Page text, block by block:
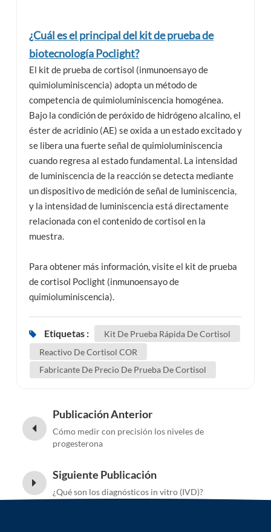
¿Cuál es el principal del kit de prueba de
biotecnología Poclight?
El kit de prueba de cortisol (inmunoensayo de
quimioluminiscencia) adopta un método de
competencia de quimioluminiscencia homogénea.
Bajo la condición de peróxido de hidrógeno alcalino, el
éster de acridinio (AE) se oxida a un estado excitado y
se libera una fuerte señal de quimioluminiscencia
cuando regresa al estado fundamental. La intensidad
de luminiscencia de la reacción se detecta mediante
un dispositivo de medición de señal de luminiscencia,
y la intensidad de luminiscencia está directamente
relacionada con el contenido de cortisol en la
muestra.
Para obtener más información, visite el kit de prueba
de cortisol Poclight (inmunoensayo de
quimioluminiscencia).
Etiquetas :
Kit De Prueba Rápida De Cortisol
Reactivo De Cortisol COR
Fabricante De Precio De Prueba De Cortisol
Publicación Anterior
Cómo medir con precisión los niveles de
progesterona
Siguiente Publicación
¿Qué son los diagnósticos in vitro (IVD)?